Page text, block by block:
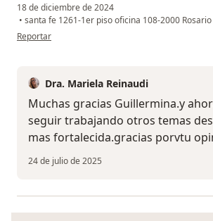
18 de diciembre de 2024
• santa fe 1261-1er piso oficina 108-2000 Rosario
en opinión del usuario Guillermina
Reportar
Dra. Mariela Reinaudi
Muchas gracias Guillermina.y
seguir trabajando otros temas
mas fortalecida.gracias porvtu
24 de julio de 2025